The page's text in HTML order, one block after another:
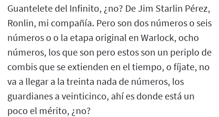
Guantelete del Infinito, ¿no? De Jim Starlin Pérez,
Ronlin, mi compañía. Pero son dos números o seis
números o o la etapa original en Warlock, ocho
números, los que son pero estos son un periplo de
combis que se extienden en el tiempo, o fíjate, no
va a llegar a la treinta nada de números, los
guardianes a veinticinco, ahí es donde está un
poco el mérito, ¿no?